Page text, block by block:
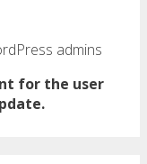
admins
for the user